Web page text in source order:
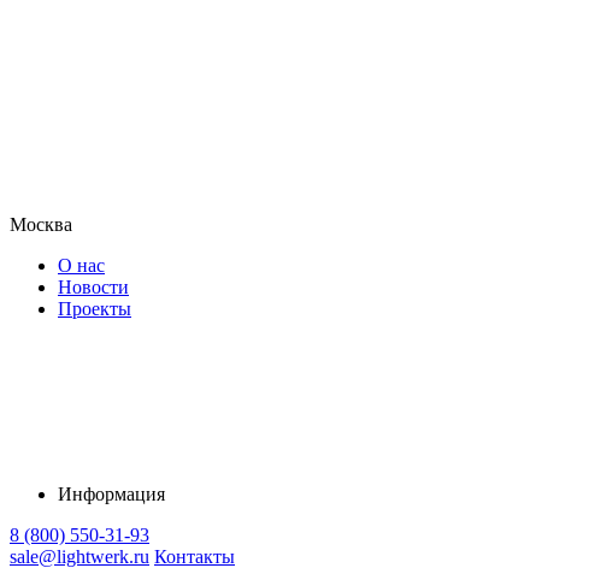
Москва
О нас
Новости
Проекты
Информация
8 (800) 550-31-93
sale@lightwerk.ru Контакты